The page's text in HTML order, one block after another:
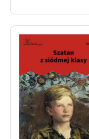
Regulamin biblioteki
Dane fundacji i
sprawozdania finansowe
Regulamin darowizn
Informacja o treściach
wrażliwych
Deklaracja dostępności